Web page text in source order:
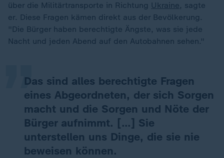
über die Militärtransporte in Richtung Ukraine, sagte
er. Diese Fragen kämen direkt aus der Bevölkerung.
"Die Bürger haben berechtigte Ängste, was sie jede
Nacht und jeden Abend auf den Autobahnen sehen."
Das sind alles berechtigte Fragen
eines Abgeordneten, der sich Sorgen
macht und die Sorgen und Nöte der
Bürger aufnimmt. […] Sie
unterstellen uns Dinge, die sie nie
beweisen können.
„